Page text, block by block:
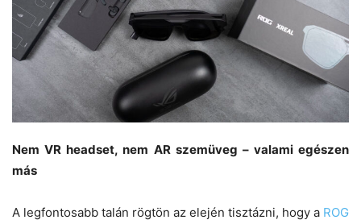
Nem VR headset, nem AR szemüveg – valami egészen
más
A legfontosabb talán rögtön az elején tisztázni, hogy a ROG